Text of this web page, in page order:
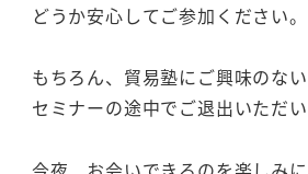
どうか安心してご参加ください。
もちろん、貿易塾にご興味のな
セミナーの途中でご退出いただい